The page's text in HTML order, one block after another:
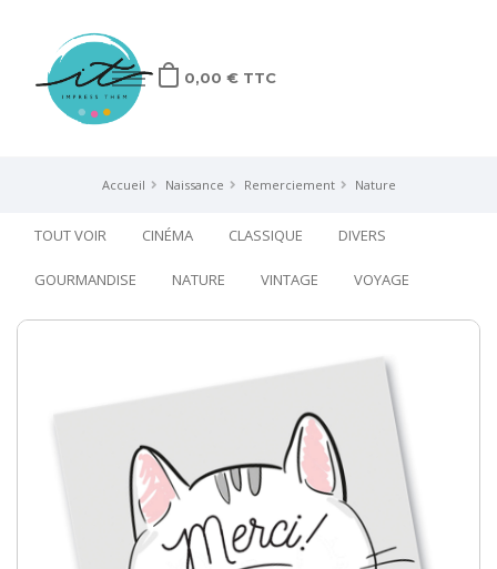
0,00 € TTC
Accueil Naissance Remerciement Nature
TOUT VOIR CINÉMA CLASSIQUE DIVERS
GOURMANDISE NATURE VINTAGE VOYAGE